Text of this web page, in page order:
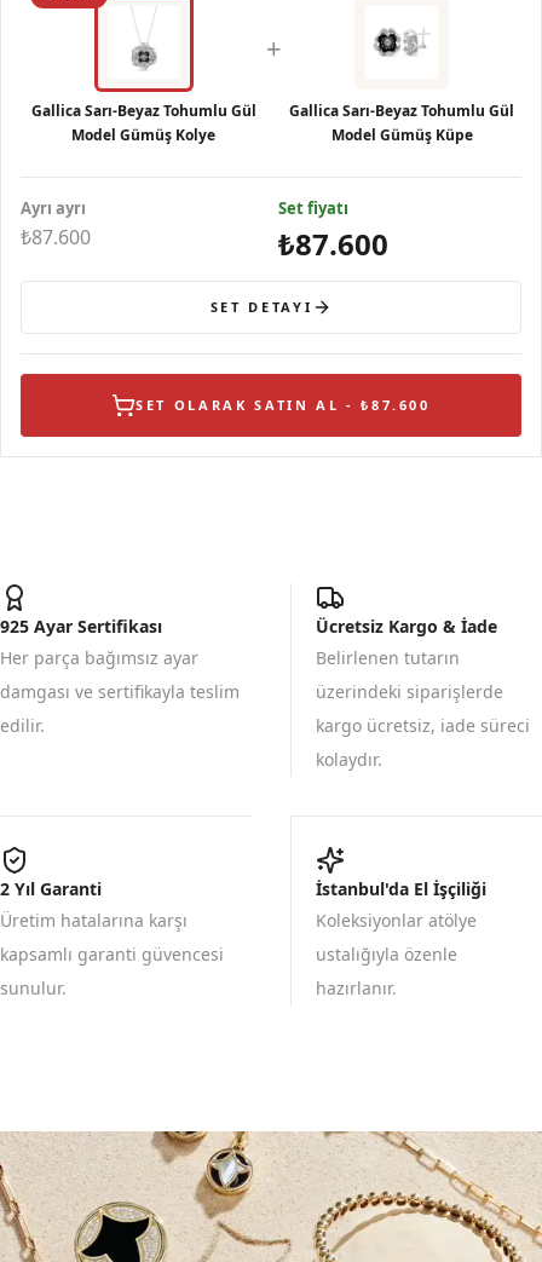
Gallica Sarı-Beyaz Tohumlu Gül
Model Gümüş Kolye
+
Gallica Sarı-Beyaz Tohumlu Gül
Model Gümüş Küpe
Ayrı ayrı
₺87.600
Set fiyatı
₺87.600
SET DETAYI
SET OLARAK SATIN AL - ₺87.600
925 Ayar Sertifikası
Her parça bağımsız ayar
damgası ve sertifikayla teslim
edilir.
Ücretsiz Kargo & İade
Belirlenen tutarın
üzerindeki siparişlerde
kargo ücretsiz, iade süreci
kolaydır.
2 Yıl Garanti
Üretim hatalarına karşı
kapsamlı garanti güvencesi
sunulur.
İstanbul'da El İşçiliği
Koleksiyonlar atölye
ustalığıyla özenle
hazırlanır.